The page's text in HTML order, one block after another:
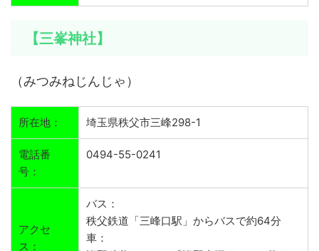
【三峯神社】
（みつみねじんじゃ）
所在地： 埼玉県秩父市三峰298-1
電話番
号：
0494-55-0241
アクセ
ス：
バス：
秩父鉄道「三峰口駅」からバスで約64分
車：